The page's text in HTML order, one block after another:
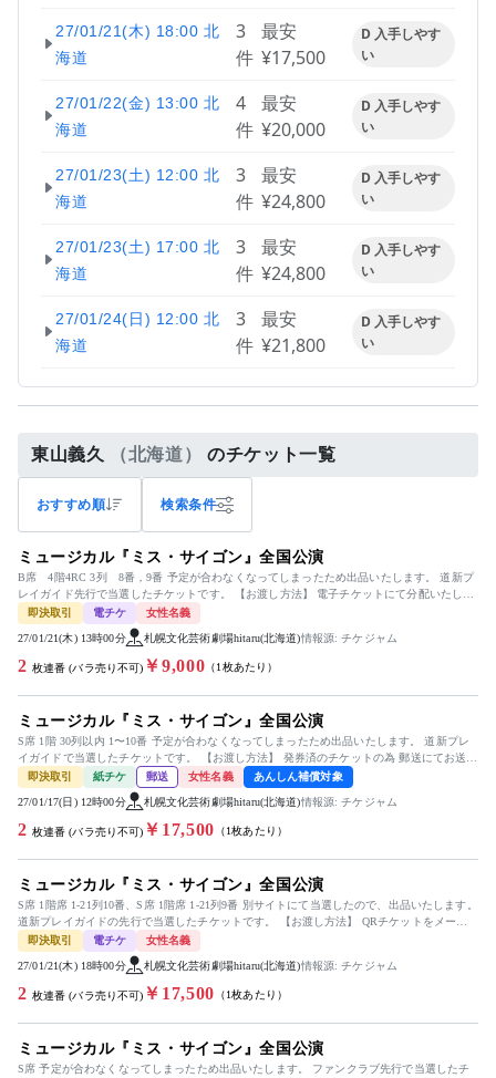
27/01/21(木) 18:00 北
海道
3
件
最安
¥17,500
D 入手しやす
い
27/01/22(金) 13:00 北
海道
4
件
最安
¥20,000
D 入手しやす
い
27/01/23(土) 12:00 北
海道
3
件
最安
¥24,800
D 入手しやす
い
27/01/23(土) 17:00 北
海道
3
件
最安
¥24,800
D 入手しやす
い
27/01/24(日) 12:00 北
海道
3
件
最安
¥21,800
D 入手しやす
い
東山義久 （北海道） のチケット一覧
おすすめ順 検索条件
ミュージカル『ミス・サイゴン』全国公演
B席 4階4RC 3列 8番，9番 予定が合わなくなってしまったため出品いたします。 道新プ
レイガイド先行で当選したチケットです。 【お渡し方法】 電子チケットにて分配いたしま
す。 ...
即決取引 電チケ 女性名義
27/01/21(木) 13時00分 札幌文化芸術劇場hitaru(北海道)情報源: チケジャム
2 枚連番 (バラ売り不可) ￥9,000 （1枚あたり）
ミュージカル『ミス・サイゴン』全国公演
S席 1階 30列以内 1〜10番 予定が合わなくなってしまったため出品いたします。 道新プレ
イガイドで当選したチケットです。 【お渡し方法】 発券済のチケットの為 郵送にてお送り
致します ...
即決取引 紙チケ 郵送 女性名義 あんしん補償対象
27/01/17(日) 12時00分 札幌文化芸術劇場hitaru(北海道)情報源: チケジャム
2 枚連番 (バラ売り不可) ￥17,500 （1枚あたり）
ミュージカル『ミス・サイゴン』全国公演
S席 1階席 1-21列10番、S席 1階席 1-21列9番 別サイトにて当選したので、出品いたします。
道新プレイガイドの先行で当選したチケットです。 【お渡し方法】 QRチケットをメール
に...
即決取引 電チケ 女性名義
27/01/21(木) 18時00分 札幌文化芸術劇場hitaru(北海道)情報源: チケジャム
2 枚連番 (バラ売り不可) ￥17,500 （1枚あたり）
ミュージカル『ミス・サイゴン』全国公演
S席 予定が合わなくなってしまったため出品いたします。 ファンクラブ先行で当選したチ